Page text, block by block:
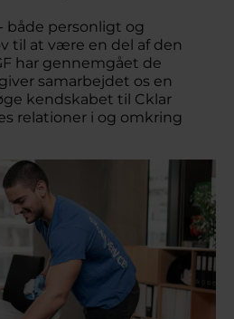
både personligt og
til at være en del af den
har gennemgået de
samarbejdet os en
kendskabet til Cklar
relationer i og omkring